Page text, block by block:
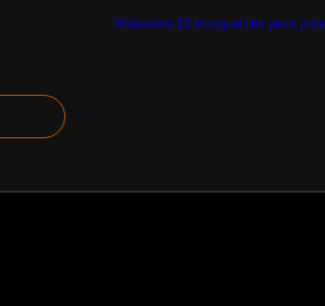
Windows 10 bloque les jeux